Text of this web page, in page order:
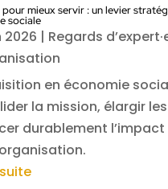
mieux servir : un levier
sociale
2026 | Regards
en économie
la mission, élargir
durablement